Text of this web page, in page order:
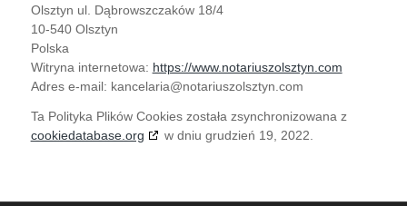
Olsztyn ul. Dąbrowszczaków 18/4
10-540 Olsztyn
Polska
Witryna internetowa: https://www.notariuszolsztyn.com
Adres e-mail: kancelaria@notariuszolsztyn.com
Ta Polityka Plików Cookies została zsynchronizowana z
cookiedatabase.org
w dniu grudzień 19, 2022.